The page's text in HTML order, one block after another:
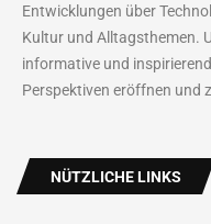
Entwicklungen über
Kultur und Alltagsthemen.
informative und
Perspektiven eröffnen und
NÜTZLICHE LINKS